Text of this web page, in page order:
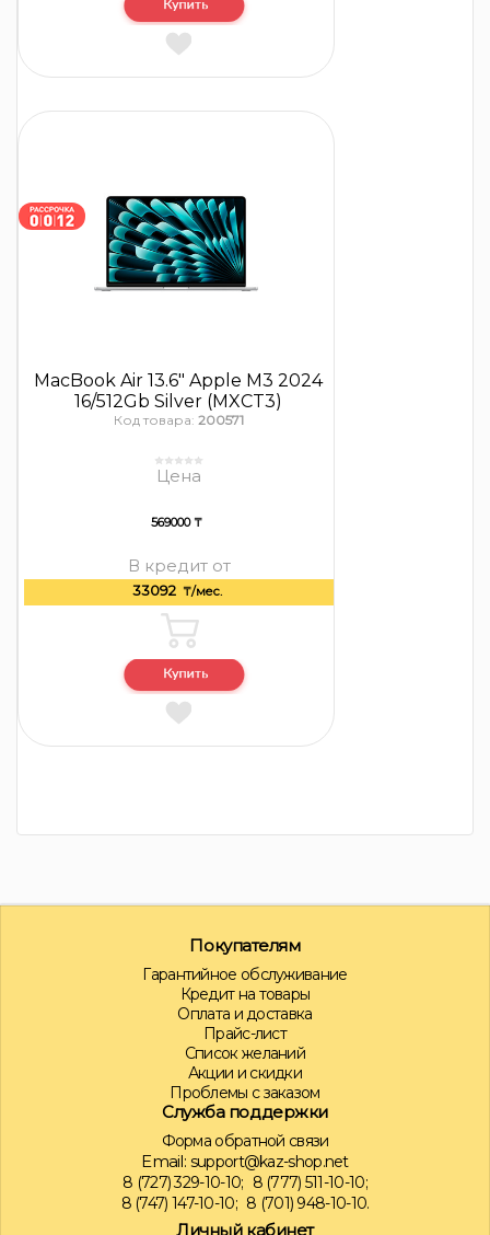
MacBook Air 13.6″ Apple M3 2024
16/512Gb Silver (MXCT3)
Код товара: 200571
Цена
569000 ₸
В кредит от
33092 ₸/мес.
Покупателям
Гарантийное обслуживание
Кредит на товары
Оплата и доставка
Прайс-лист
Список желаний
Акции и скидки
Проблемы с заказом
Служба поддержки
Форма обратной связи
Email: support@kaz-shop.net
8 (727) 329-10-10; 8 (777) 511-10-10;
8 (747) 147-10-10; 8 (701) 948-10-10.
Личный кабинет